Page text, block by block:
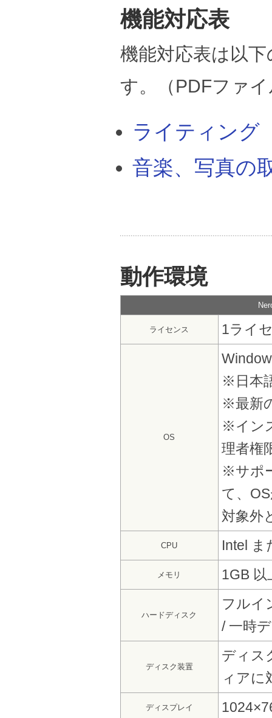
機能対応表
機能対応表は以
す。（PDFファ
ライティング
音楽、写真の
動作環境
ライセンス 1ライ
OS
※日本
※最新
※イン
理者権
※サポ
て、
対象外
CPU Intel ま
メモリ 1GB 以
ハードディスク
フルイ
/ 一時
ディスク装置
ディス
ィアに
ディスプレイ